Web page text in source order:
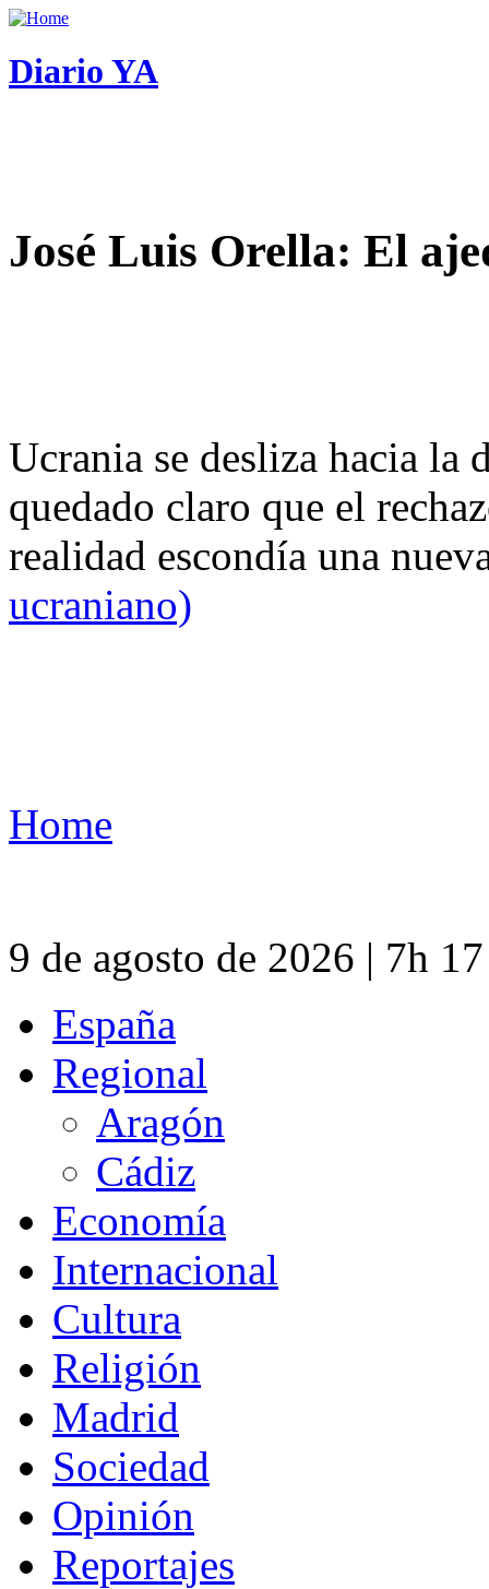
Diario YA
José Luis Orella: El
Ucrania se desliza hacia
quedado claro que el
realidad escondía una
ucraniano)
Home
9 de agosto de 2026 | 7h
España
Regional
Aragón
Cádiz
Economía
Internacional
Cultura
Religión
Madrid
Sociedad
Opinión
Reportajes